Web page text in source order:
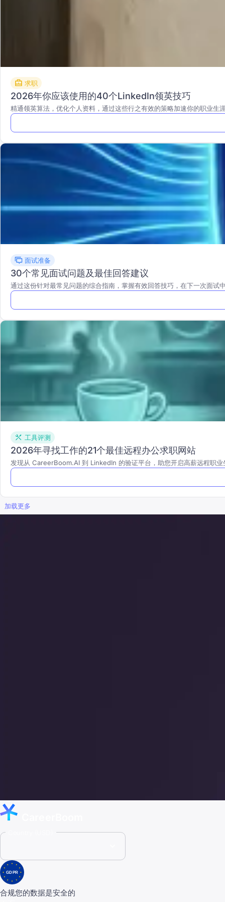
求职
2026年你应该使用的40个LinkedIn领英技巧
精通领英算法，优化个人资料，通过这些行之有效的策略加速你的职业生
面试准备
30个常见面试问题及最佳回答建议
通过这份针对最常见问题的综合指南，掌握有效回答技巧，在下一次面试
工具评测
2026年寻找工作的21个最佳远程办公求职网站
发现从 CareerBoom.AI 到 LinkedIn 的验证平台，助您开启高薪远程职业
加载更多
GDPR
合规您的数据是安全的